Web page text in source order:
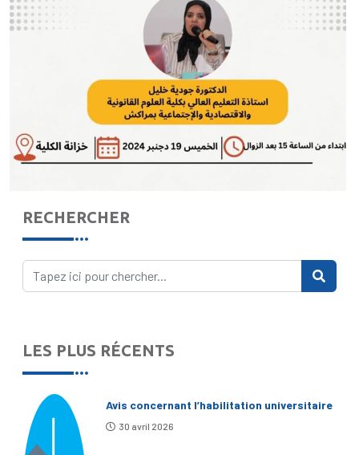
RECHERCHER
LES PLUS RÉCENTS
Avis concernant l’habilitation universitaire
30 avril 2026